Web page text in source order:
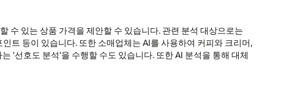
수 있는 상품 가격을 제안할 수 있습니다. 관련 분석 대상으로는
트 등이 있습니다. 또한 소매업체는 AI를 사용하여 커피와 크리머,
'선호도 분석'을 수행할 수도 있습니다. 또한 AI 분석을 통해 대체